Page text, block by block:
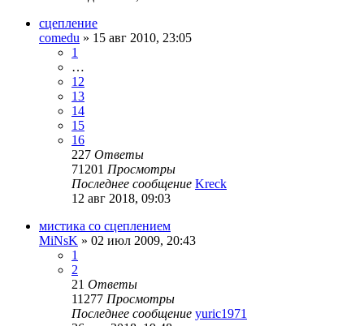
сцепление
comedu » 15 авг 2010, 23:05
1
…
12
13
14
15
16
227 Ответы
71201 Просмотры
Последнее сообщение Kreck
12 авг 2018, 09:03
мистика со сцеплением
MiNsK » 02 июл 2009, 20:43
1
2
21 Ответы
11277 Просмотры
Последнее сообщение yuric1971